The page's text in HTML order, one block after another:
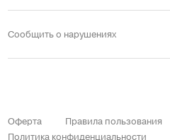
Сообщить о нарушениях
Оферта
Правила пользования
Политика конфиденциальности